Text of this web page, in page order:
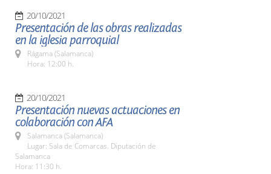
20/10/2021
Presentación de las obras realizadas
en la iglesia parroquial
Rágama (Salamanca)
Hora: 12:00 h.
20/10/2021
Presentación nuevas actuaciones en
colaboración con AFA
Salamanca (Salamanca)
Lugar: Sala de Comarcas. Diputación de
Salamanca
Hora: 11:30 h.